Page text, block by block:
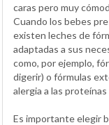
caras pero muy
Cuando los bebes
existen leches de
adaptadas a sus
como, por ejemplo,
digerir) o fórmulas
alergia a las
Es importante elegir